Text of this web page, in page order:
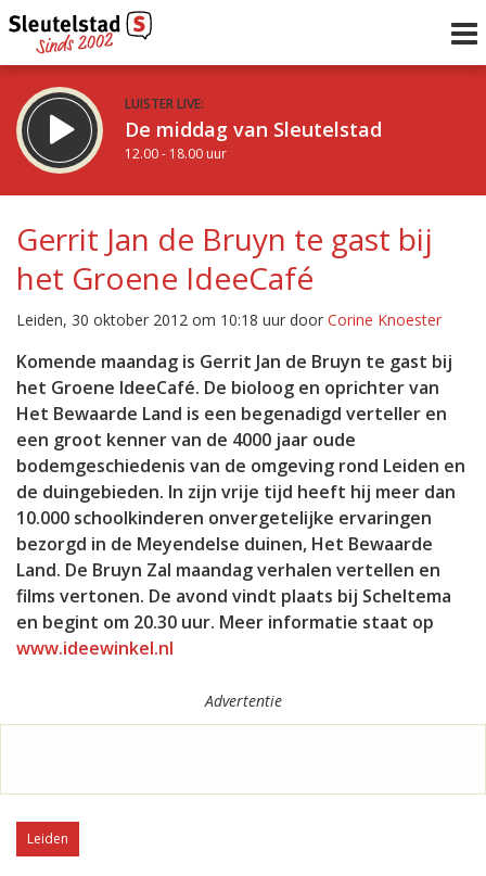
LUISTER LIVE:
De middag van Sleutelstad
12.00 - 18.00 uur
De vrijdagavond met Keanu
18.00 - 19.00 uur
Vorig uur
uur 1 van 0
Inklappen
Gerrit Jan de Bruyn te gast bij
het Groene IdeeCafé
Leiden, 30 oktober 2012 om 10:18 uur door Corine Knoester
Komende maandag is Gerrit Jan de Bruyn te gast bij
het Groene IdeeCafé. De bioloog en oprichter van
Het Bewaarde Land is een begenadigd verteller en
een groot kenner van de 4000 jaar oude
bodemgeschiedenis van de omgeving rond Leiden en
de duingebieden. In zijn vrije tijd heeft hij meer dan
10.000 schoolkinderen onvergetelijke ervaringen
bezorgd in de Meyendelse duinen, Het Bewaarde
Land. De Bruyn Zal maandag verhalen vertellen en
films vertonen. De avond vindt plaats bij Scheltema
en begint om 20.30 uur. Meer informatie staat op
www.ideewinkel.nl
Advertentie
Leiden